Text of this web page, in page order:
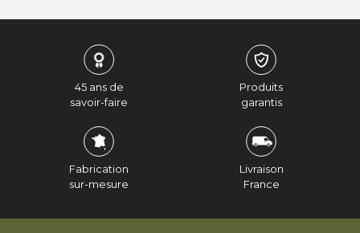
45 ans de
savoir-faire
Produits
garantis
Fabrication
sur-mesure
Livraison
France